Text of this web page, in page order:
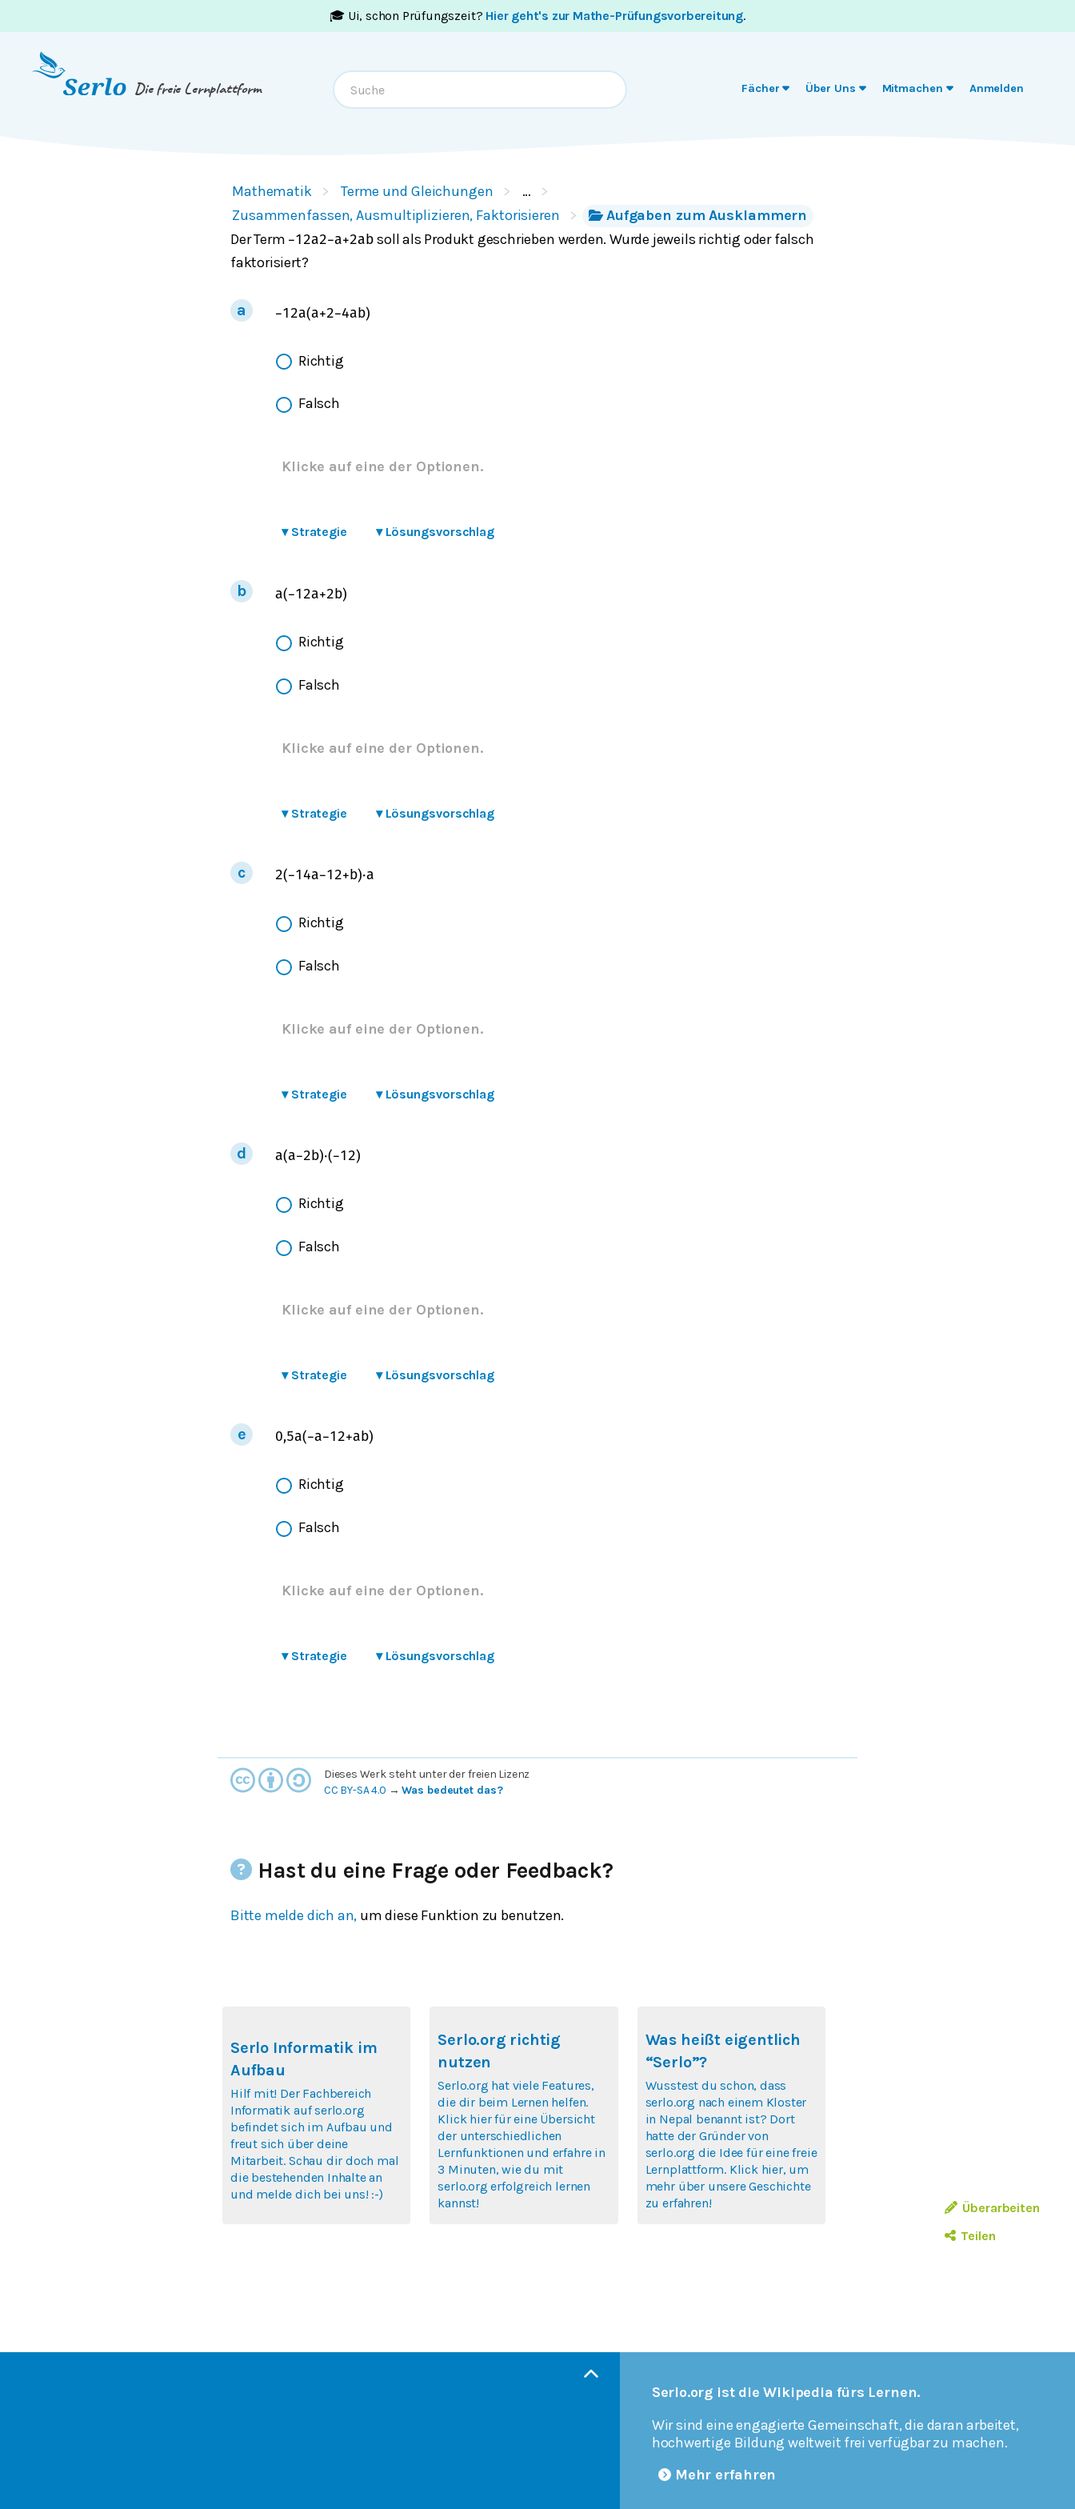
🎓 Ui, schon Prüfungszeit? Hier geht's zur Mathe-Prüfungsvorbereitung.
Die freie Lernplattform Fächer Über Uns Mitmachen Anmelden
Mathematik Terme und Gleichungen
…
Zusammenfassen, Ausmultiplizieren, Faktorisieren
Aufgaben zum Ausklammern
Der Term −1 2a2−a+2a b soll als Produkt geschrieben werden. Wurde jeweils richtig oder falsch
faktorisiert?
−1 2a(a+2−4a b)
Richtig
Falsch
Klicke auf eine der Optionen.
▾ Strategie ▾ Lösungsvorschlag
a(−1 2a+2 b)
Richtig
Falsch
Klicke auf eine der Optionen.
▾ Strategie ▾ Lösungsvorschlag
2(−1 4a−1 2+ b)⋅a
Richtig
Falsch
Klicke auf eine der Optionen.
▾ Strategie ▾ Lösungsvorschlag
a(a−2 b)⋅(−1 2)
Richtig
Falsch
Klicke auf eine der Optionen.
▾ Strategie ▾ Lösungsvorschlag
0,5a(−a−1 2+a b)
Richtig
Falsch
Klicke auf eine der Optionen.
▾ Strategie ▾ Lösungsvorschlag
Überarbeiten
Teilen
Dieses Werk steht unter der freien Lizenz
CC BY-SA 4.0 →Was bedeutet das?
Hast du eine Frage oder Feedback?
Bitte melde dich an, um diese Funktion zu benutzen.
Serlo Informatik im
Aufbau
Hilf mit! Der Fachbereich
Informatik auf serlo.org
befindet sich im Aufbau und
freut sich über deine
Mitarbeit. Schau dir doch mal
die bestehenden Inhalte an
und melde dich bei uns! :-)
Serlo.org richtig
nutzen
Serlo.org hat viele Features,
die dir beim Lernen helfen.
Klick hier für eine Übersicht
der unterschiedlichen
Lernfunktionen und erfahre in
3 Minuten, wie du mit
serlo.org erfolgreich lernen
kannst!
Was heißt eigentlich
“Serlo”?
Wusstest du schon, dass
serlo.org nach einem Kloster
in Nepal benannt ist? Dort
hatte der Gründer von
serlo.org die Idee für eine freie
Lernplattform. Klick hier, um
mehr über unsere Geschichte
zu erfahren!
Serlo.org ist die Wikipedia fürs Lernen.
Wir sind eine engagierte Gemeinschaft, die daran arbeitet,
hochwertige Bildung weltweit frei verfügbar zu machen.
Mehr erfahren